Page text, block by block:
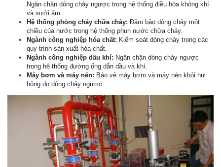
Ngăn chặn dòng chảy ngược trong hệ thống điều hòa không khí
và sưởi ấm.
Hệ thống phòng cháy chữa cháy: Đảm bảo dòng chảy một
chiều của nước trong hệ thống phun nước chữa cháy.
Ngành công nghiệp hóa chất: Kiểm soát dòng chảy trong các
quy trình sản xuất hóa chất.
Ngành công nghiệp dầu khí: Ngăn chặn dòng chảy ngược
trong hệ thống đường ống dẫn dầu và khí.
Máy bơm và máy nén: Bảo vệ máy bơm và máy nén khỏi hư
hỏng do dòng chảy ngược.